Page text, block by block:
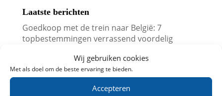
Wij gebruiken cookies
Met als doel om de beste ervaring te bieden.
Accepteren
Laatste berichten
Goedkoop met de trein naar België: 7
topbestemmingen verrassend voordelig
5 verrassend leuke Belgische steden die perfect
zijn voor een dagje met de trein
NS zet extra en langere treinen in voor
Brabantsedag Heeze 2026